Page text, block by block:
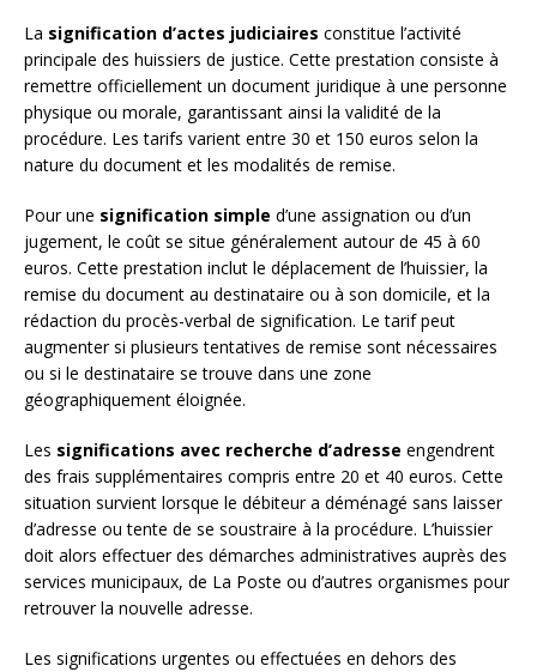
La signification d’actes judiciaires constitue l’activité
principale des huissiers de justice. Cette prestation consiste à
remettre officiellement un document juridique à une personne
physique ou morale, garantissant ainsi la validité de la
procédure. Les tarifs varient entre 30 et 150 euros selon la
nature du document et les modalités de remise.
Pour une signification simple d’une assignation ou d’un
jugement, le coût se situe généralement autour de 45 à 60
euros. Cette prestation inclut le déplacement de l’huissier, la
remise du document au destinataire ou à son domicile, et la
rédaction du procès-verbal de signification. Le tarif peut
augmenter si plusieurs tentatives de remise sont nécessaires
ou si le destinataire se trouve dans une zone
géographiquement éloignée.
Les significations avec recherche d’adresse engendrent
des frais supplémentaires compris entre 20 et 40 euros. Cette
situation survient lorsque le débiteur a déménagé sans laisser
d’adresse ou tente de se soustraire à la procédure. L’huissier
doit alors effectuer des démarches administratives auprès des
services municipaux, de La Poste ou d’autres organismes pour
retrouver la nouvelle adresse.
Les significations urgentes ou effectuées en dehors des